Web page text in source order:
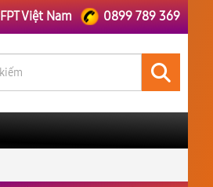
FPT Việt Nam 0899 789 369